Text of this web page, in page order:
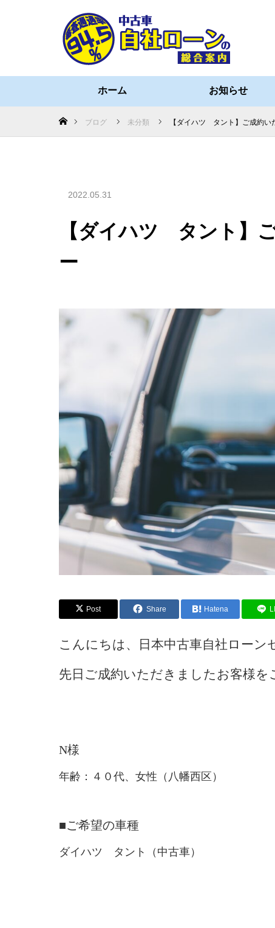
ホーム お知らせ
ブログ
未分類 【ダイハツ タント】ご成約
2022.05.31
【ダイハツ タント】
ー
Post Share Hatena
こんにちは、日本中古車自社ローン
先日ご成約いただきましたお客様を
N様
年齢：４０代、女性（八幡西区）
■ご希望の車種
ダイハツ タント（中古車）